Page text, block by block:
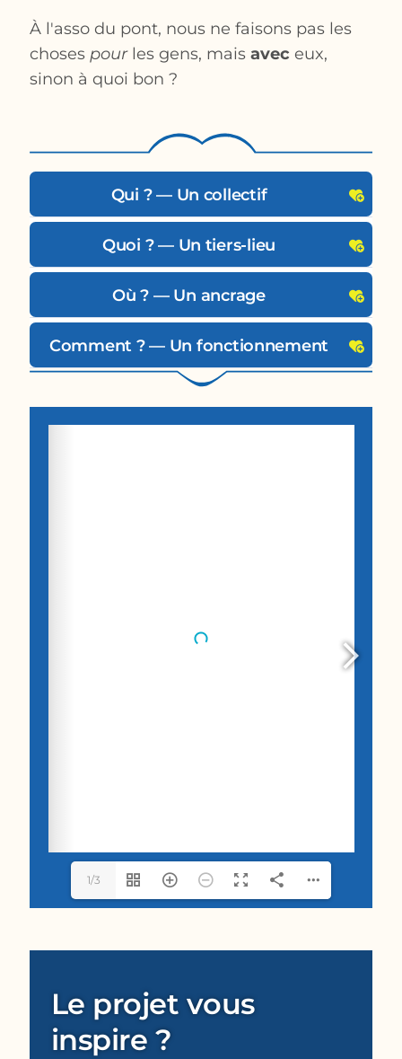
À l'asso du pont, nous ne faisons pas les
choses pourles gens, mais avec eux,
sinon à quoi bon ?
Qui ? — Un collectif
Quoi ? — Un tiers-lieu
Où ? — Un ancrage
Comment ? — Un fonctionnement
1/3
Le projet vous
inspire ?